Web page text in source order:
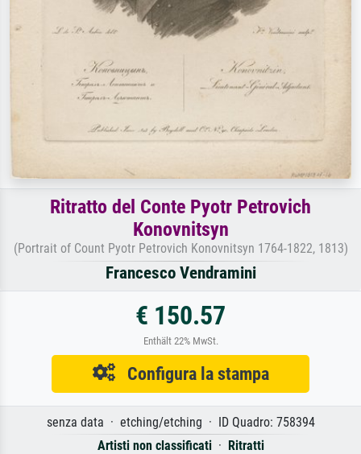
Ritratto del Conte Pyotr Petrovich
Konovnitsyn
(Portrait of Count Pyotr Petrovich Konovnitsyn 1764-1822, 1813)
Francesco Vendramini
€ 150.57
Enthält 22% MwSt.
Configura la stampa
senza data · etching/etching · ID Quadro: 758394
Artisti non classificati· Ritratti